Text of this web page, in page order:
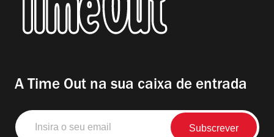
A Time Out na sua caixa de entrada
Insira
o